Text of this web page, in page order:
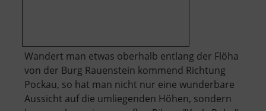
Wandert man etwas oberhalb entlang der Flöha
von der Burg Rauenstein kommend Richtung
Pockau, so hat man nicht nur eine wunderbare
Aussicht auf die umliegenden Höhen, sondern